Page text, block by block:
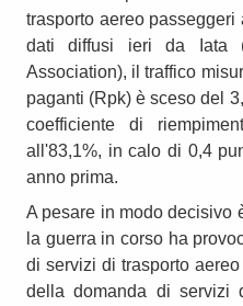
trasporto aereo
dati diffusi ieri da Iata
Association), il traffico
paganti (Rpk) è sceso del
coefficiente di
all'83,1%, in calo di 0,4
anno prima.
A pesare in modo decisivo
la guerra in corso ha
di servizi di trasporto
della domanda di servizi